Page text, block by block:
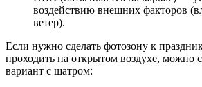
воздействию внешних факторов
ветер).
Если нужно сделать фотозону к
проходить на открытом воздухе, можно
вариант с шатром: